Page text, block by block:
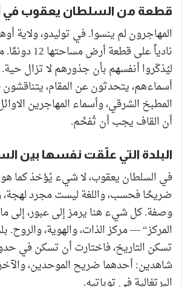
قطعة من السلطان يعقوب في
المهاجرون لم ينسوا. في توليدو، ولاية
نادياً على
ليُذكّروا أنفسهم بأن جذورهم لا تزال
أسماءهم، يتحدثون عن المقام،
المطبخ الشرقي، وأسماء المهاجرين
أن القاف يجب أن تُفخّم.
البلدة التي علّقت نفسها بين
في السلطان يعقوب، لا شيء يُؤخذ كما
ضريحًا فحسب، واللغة ليست مجرد لهجة،
وصفة. كل شيء هنا يرمز إلى عبور، إلى
المركز“ — مركز الذات، والهوية، والروح.
تسكن التاريخ، فاختارت أن تسكن في
شاهدين: أحدهما ضريح الموحدين،
البرتغالية في توباتيه.